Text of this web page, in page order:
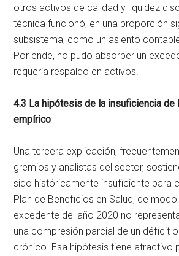
otros activos de calidad y liquidez
técnica funcionó, en una proporción
subsistema, como un asiento
Por ende, no pudo absorber un
requería respaldo en activos.
4.3 La hipótesis de la insuficiencia de
empírico
Una tercera explicación,
gremios y analistas del sector,
sido históricamente insuficiente para
Plan de Beneficios en Salud, de
excedente del año 2020 no
una compresión parcial de un déficit
crónico. Esa hipótesis tiene atractivo